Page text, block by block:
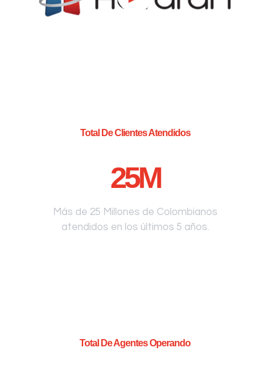
Total De Clientes Atendidos
25M
Más de 25 Millones de Colombianos
atendidos en los últimos 5 años.
Total De Agentes Operando